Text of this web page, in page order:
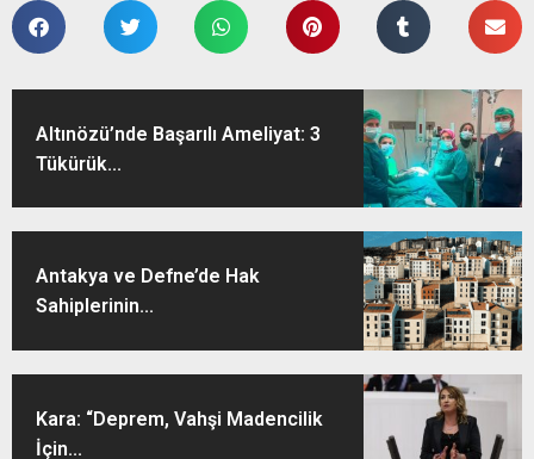
Altınözü’nde Başarılı Ameliyat: 3
Tükürük...
Antakya ve Defne’de Hak
Sahiplerinin...
Kara: “Deprem, Vahşi Madencilik
İçin...